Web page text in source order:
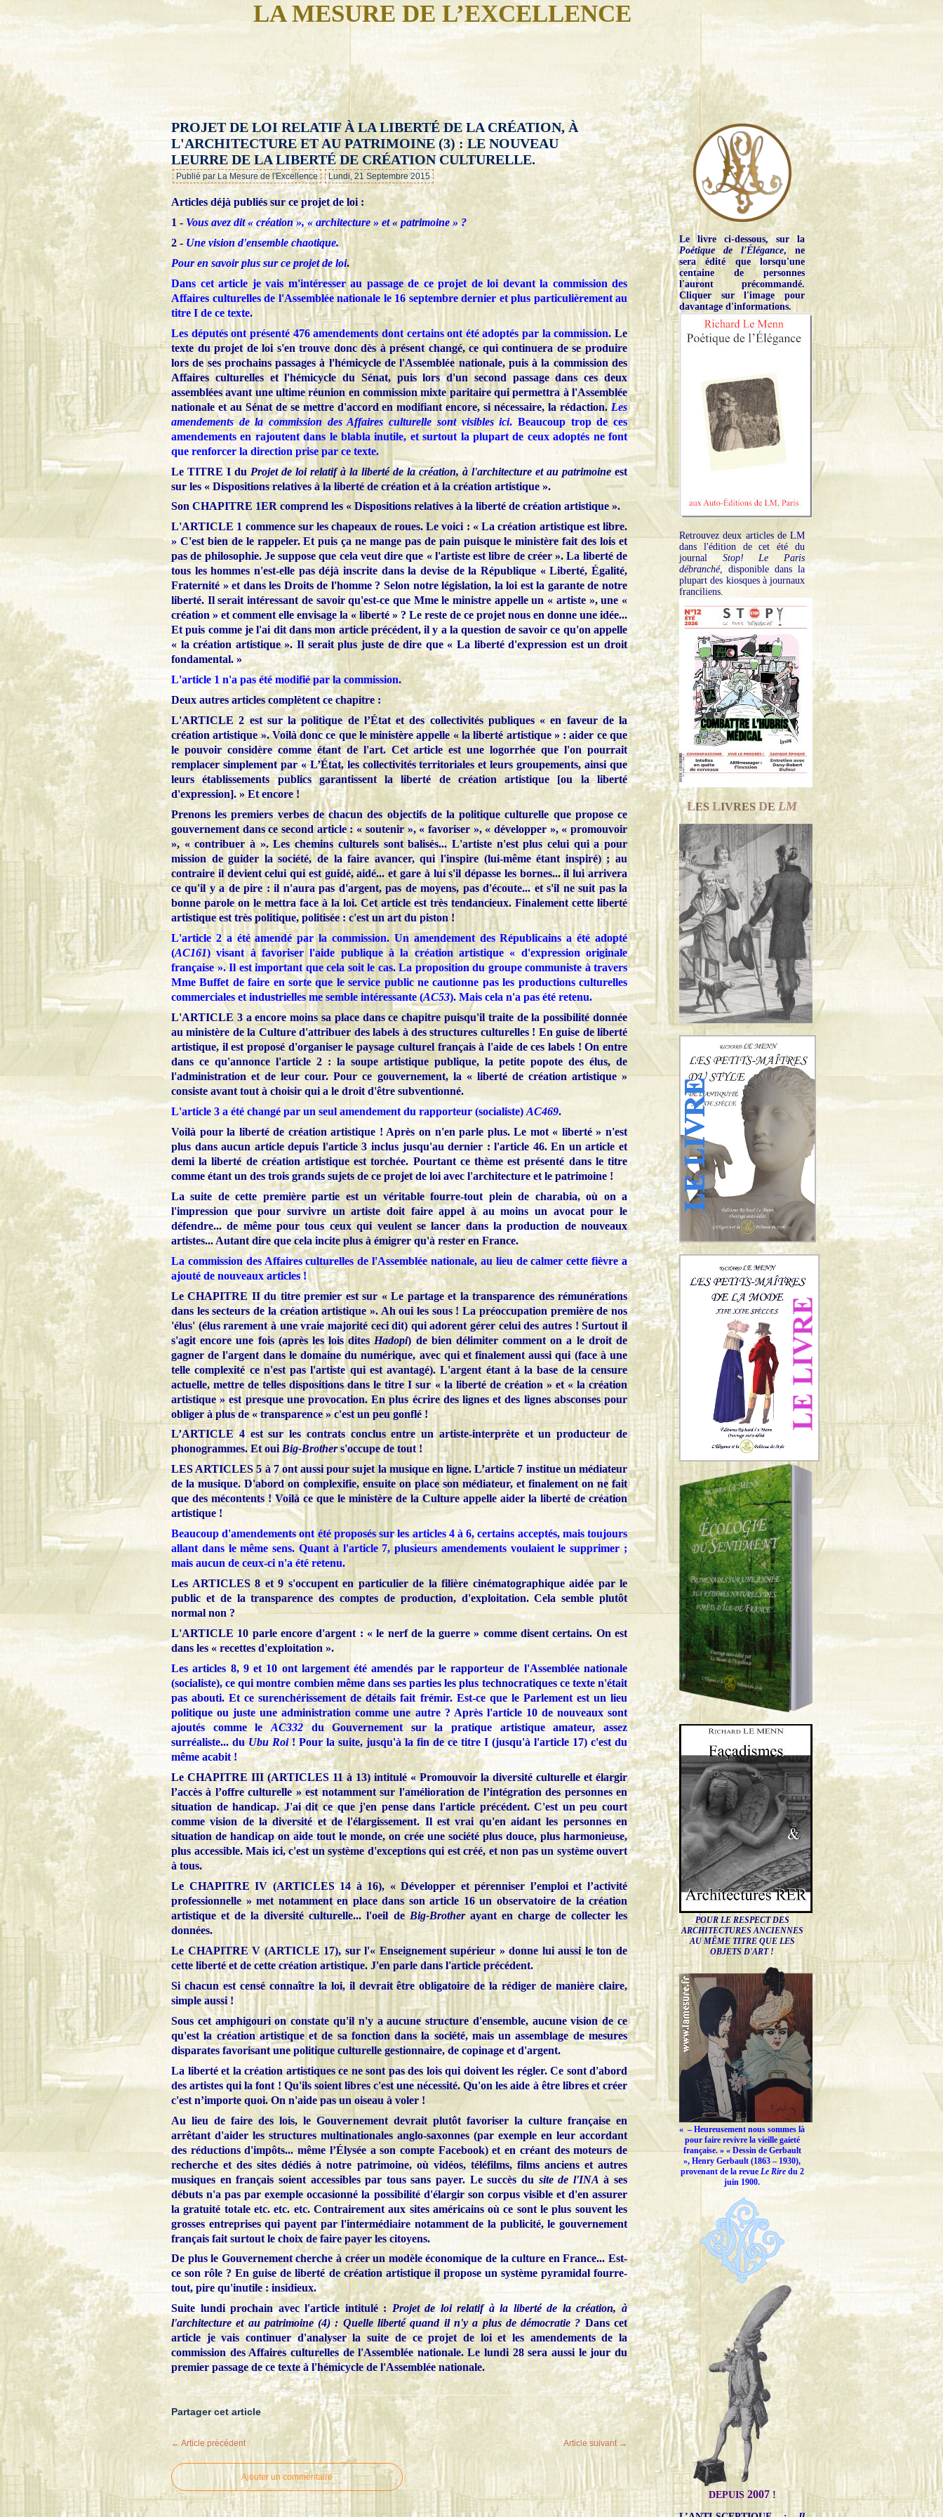
LA MESURE DE L’EXCELLENCE
…
PROJET DE LOI RELATIF À LA LIBERTÉ DE LA CRÉATION, À
L'ARCHITECTURE ET AU PATRIMOINE (3) : LE NOUVEAU
LEURRE DE LA LIBERTÉ DE CRÉATION CULTURELLE.
Publié par La Mesure de l'Excellence Lundi, 21 Septembre 2015
Articles déjà publiés sur ce projet de loi :
1 - Vous avez dit « création », « architecture » et « patrimoine » ?
2 - Une vision d'ensemble chaotique.
Pour en savoir plus sur ce projet de loi.
Dans cet article je vais m'intéresser au passage de ce projet de loi devant la commission des
Affaires culturelles de l'Assemblée nationale le 16 septembre dernier et plus particulièrement au
titre I de ce texte.
Les députés ont présenté 476 amendements dont certains ont été adoptés par la commission.Le
texte du projet de loi s'en trouve donc dès à présent changé, ce qui continuera de se produire
lors de ses prochains passages à l'hémicycle de l'Assemblée nationale, puis à la commission des
Affaires culturelles et l'hémicycle du Sénat, puis lors d'un second passage dans ces deux
assemblées avant une ultime réunion en commission mixte paritaire qui permettra à l'Assemblée
nationale et au Sénat de se mettre d'accord en modifiant encore, si nécessaire, la rédaction. Les
amendements de la commission des Affaires culturelle sont visibles ici. Beaucoup trop de ces
amendements en rajoutent dans le blabla inutile, et surtout la plupart de ceux adoptés ne font
que renforcer la direction prise par ce texte.
Le TITRE I du Projet de loi relatif à la liberté de la création, à l'architecture et au patrimoineest
sur les « Dispositions relatives à la liberté de création et à la création artistique ».
Son CHAPITRE 1ER comprend les « Dispositions relatives à la liberté de création artistique ».
L'ARTICLE 1 commence sur les chapeaux de roues. Le voici : « La création artistique est libre.
» C'est bien de le rappeler. Et puis ça ne mange pas de pain puisque le ministère fait des lois et
pas de philosophie. Je suppose que cela veut dire que « l'artiste est libre de créer ». La liberté de
tous les hommes n'est-elle pas déjà inscrite dans la devise de la République « Liberté, Égalité,
Fraternité » et dans les Droits de l'homme ? Selon notre législation, la loi est la garante de notre
liberté. Il serait intéressant de savoir qu'est-ce que Mme le ministre appelle un « artiste », une «
création » et comment elle envisage la « liberté » ? Le reste de ce projet nous en donne une idée...
Et puis comme je l'ai dit dans mon article précédent, il y a la question de savoir ce qu'on appelle
« la création artistique ».Il serait plus juste de dire que « La liberté d'expression est un droit
fondamental. »
L'article 1 n'a pas été modifié par la commission.
Deux autres articles complètent ce chapitre :
L'ARTICLE 2 est sur la politique de l’État et des collectivités publiques « en faveur de la
création artistique ». Voilà donc ce que le ministère appelle « la liberté artistique » : aider ce que
le pouvoir considère comme étant de l'art.Cet article est une logorrhée que l'on pourrait
remplacer simplement par « L’État, les collectivités territoriales et leurs groupements, ainsi que
leurs établissements publics garantissent la liberté de création artistique [ou la liberté
d'expression]. » Et encore !
Prenons les premiers verbes de chacun des objectifs de la politique culturelle que propose ce
gouvernement dans ce second article : « soutenir », « favoriser », « développer », « promouvoir
», « contribuer à ». Les chemins culturels sont balisés... L'artiste n'est plus celui qui a pour
mission de guider la société, de la faire avancer, qui l'inspire (lui-même étant inspiré) ; au
contraire il devient celui qui est guidé, aidé... et gare à lui s'il dépasse les bornes... il lui arrivera
ce qu'il y a de pire : il n'aura pas d'argent, pas de moyens, pas d'écoute... et s'il ne suit pas la
bonne parole on le mettra face à la loi. Cet article est très tendancieux. Finalement cette liberté
artistique est très politique, politisée : c'est un art du piston !
L'article 2 a été amendé par la commission. Un amendement des Républicains a été adopté
(AC161) visant à favoriser l'aide publique à la création artistique « d'expression originale
française ». Il est important que cela soit le cas. La proposition du groupe communiste à travers
Mme Buffet de faire en sorte que le service public ne cautionne pas les productions culturelles
commerciales et industrielles me semble intéressante (AC53). Mais cela n'a pas été retenu.
L'ARTICLE 3 a encore moins sa place dans ce chapitre puisqu'il traite de la possibilité donnée
au ministère de la Culture d'attribuer des labels à des structures culturelles ! En guise de liberté
artistique, il est proposé d'organiser le paysage culturel français à l'aide de ces labels ! On entre
dans ce qu'annonce l'article 2 : la soupe artistique publique, la petite popote des élus, de
l'administration et de leur cour. Pour ce gouvernement, la « liberté de création artistique »
consiste avant tout à choisir qui a le droit d'être subventionné.
L'article 3 a été changé par un seul amendement du rapporteur (socialiste) AC469.
Voilà pour la liberté de création artistique ! Après on n'en parle plus. Le mot « liberté» n'est
plus dans aucun article depuis l'article 3 inclus jusqu'au dernier : l'article 46. En un article et
demi la liberté de création artistique est torchée. Pourtant ce thème est présenté dans le titre
comme étant un des trois grands sujets de ce projet de loi avec l'architecture et le patrimoine !
La suite de cette première partie est un véritable fourre-tout plein de charabia, où on a
l'impression que pour survivre un artiste doit faire appel à au moins un avocat pour le
défendre... de même pour tous ceux qui veulent se lancer dans la production de nouveaux
artistes... Autant dire que cela incite plus à émigrer qu'à rester en France.
La commission des Affaires culturelles de l'Assemblée nationale, au lieu de calmer cette fièvre a
ajouté de nouveaux articles !
Le CHAPITRE II du titre premier est sur « Le partage et la transparence des rémunérations
dans les secteurs de la création artistique ». Ah oui les sous ! La préoccupation première de nos
'élus' (élus rarement à une vraie majorité ceci dit) qui adorent gérer celui des autres ! Surtout il
s'agit encore une fois (après les lois dites Hadopi) de bien délimiter comment on a le droit de
gagner de l'argent dans le domaine du numérique, avec qui et finalement aussi qui (face à une
telle complexité ce n'est pas l'artiste qui est avantagé). L'argent étant à la base de la censure
actuelle, mettre de telles dispositions dans le titre I sur « la liberté de création » et « la création
artistique » est presque une provocation. En plus écrire des lignes et des lignes absconses pour
obliger à plus de « transparence » c'est un peu gonflé !
L’ARTICLE4 est sur les contrats conclus entre un artiste-interprète et un producteur de
phonogrammes. Et ouiBig-Brothers'occupe de tout !
LES ARTICLES 5 à 7 ont aussi pour sujet la musique en ligne. L’article 7 institue un médiateur
de la musique. D'abord on complexifie, ensuite on place son médiateur, et finalement on ne fait
que des mécontents ! Voilà ce que le ministère de la Culture appelle aider la liberté de création
artistique !
Beaucoup d'amendements ont été proposés sur les articles 4 à 6, certains acceptés, mais toujours
allant dans le même sens. Quant à l'article 7, plusieurs amendements voulaient le supprimer ;
mais aucun de ceux-ci n'a été retenu.
Les ARTICLES8 et 9 s'occupent en particulier de la filière cinématographique aidée par le
public et de la transparence des comptes de production, d'exploitation. Cela semble plutôt
normal non ?
L'ARTICLE 10 parle encore d'argent : « le nerf de la guerre » comme disent certains. On est
dans les « recettes d'exploitation ».
Les articles 8, 9 et 10 ont largement été amendés par le rapporteur de l'Assemblée nationale
(socialiste), ce qui montre combien même dans ses parties les plus technocratiques ce texte n'était
pas abouti. Et ce surenchérissement de détails fait frémir. Est-ce que le Parlement est un lieu
politique ou juste une administration comme une autre ? Après l'article 10 de nouveaux sont
ajoutés comme le AC332du Gouvernement sur la pratique artistique amateur, assez
surréaliste... duUbu Roi! Pour la suite, jusqu'à la fin de ce titre I (jusqu'à l'article 17) c'est du
même acabit !
Le CHAPITRE III (ARTICLES11 à 13) intitulé « Promouvoir la diversité culturelle et élargir
l’accès à l’offre culturelle » est notamment sur l'amélioration de l’intégration des personnes en
situation de handicap. J'ai dit ce que j'en pense dans l'article précédent. C'est un peu court
comme vision de la diversité et de l'élargissement. Il est vrai qu'en aidant les personnes en
situation de handicap on aide tout le monde, on crée une société plus douce, plus harmonieuse,
plus accessible. Mais ici, c'est un système d'exceptions qui est créé, et non pas un système ouvert
à tous.
Le CHAPITRE IV (ARTICLES14 à 16), « Développer et pérenniser l’emploi et l’activité
professionnelle » met notamment en place dans son article 16 un observatoire de la création
artistique et de la diversité culturelle... l'oeil de Big-Brotherayant en charge de collecter les
données.
Le CHAPITRE V (ARTICLE 17), sur l'« Enseignement supérieur » donne lui aussi le ton de
cette liberté et de cette création artistique. J'en parle dans l'article précédent.
Si chacun est censé connaître la loi, il devrait être obligatoire de la rédiger de manière claire,
simple aussi !
Sous cet amphigouri on constate qu'il n'y a aucune structure d'ensemble, aucune vision de ce
qu'est la création artistique et de sa fonction dans la société, mais un assemblage de mesures
disparates favorisant une politique culturelle gestionnaire, de copinage et d'argent.
La liberté et la création artistiques ce ne sont pas des lois qui doivent les régler. Ce sont d'abord
des artistes qui la font ! Qu'ils soient libres c'est une nécessité. Qu'on les aide à être libres et créer
c'est n’importe quoi. On n'aide pas un oiseau à voler !
Au lieu de faire des lois, le Gouvernement devrait plutôt favoriser la culture française en
arrêtant d'aider les structures multinationales anglo-saxonnes (par exemple en leur accordant
des réductions d'impôts... même l’Élysée a son compte Facebook) et en créant des moteurs de
recherche et des sites dédiés à notre patrimoine, où vidéos, téléfilms, films anciens et autres
musiques en français soient accessibles par tous sans payer. Le succès du site de l'INA à ses
débuts n'a pas par exemple occasionné la possibilité d'élargir son corpus visible et d'en assurer
la gratuité totale etc. etc. etc. Contrairement aux sites américains où ce sont le plus souvent les
grosses entreprises qui payent par l'intermédiaire notamment de la publicité, le gouvernement
français fait surtout le choix de faire payer les citoyens.
De plus le Gouvernement cherche à créer un modèle économique de la culture en France... Est-
ce son rôle ? En guise de liberté de création artistique il propose un système pyramidal fourre-
tout, pire qu'inutile : insidieux.
Suite lundi prochain avec l'article intitulé : Projet de loi relatif à la liberté de la création, à
l'architecture et au patrimoine (4) : Quelle liberté quand il n'y a plus de démocratie ? Dans cet
article je vais continuer d'analyser la suite de ce projet de loi et les amendements de la
commission des Affaires culturelles de l'Assemblée nationale. Le lundi 28 sera aussi le jour du
premier passage de ce texte à l'hémicycle de l'Assemblée nationale.
Partager cet article
← Article précédent Article suivant →
Ajouter un commentaire
Le livre ci-dessous, sur la
Poétique de l'Élégance, ne
sera édité que lorsqu'une
centaine de personnes
l'auront précommandé.
Cliquer sur l'image pour
davantage d'informations.
Retrouvez deux articles de LM
dans l'édition de cet été du
journal Stop! Le Paris
débranché, disponible dans la
plupart des kiosques à journaux
franciliens.
LES LIVRESDE LM
POUR LE RESPECT DES
ARCHITECTURES ANCIENNES
AU MÊME TITRE QUE LES
OBJETS D'ART !
« – Heureusement nous sommes là
pour faire revivre la vieille gaieté
française.» « Dessin de Gerbault
», Henry Gerbault (1863 – 1930),
provenant de la revue Le Riredu 2
juin 1900.
DEPUIS 2007!